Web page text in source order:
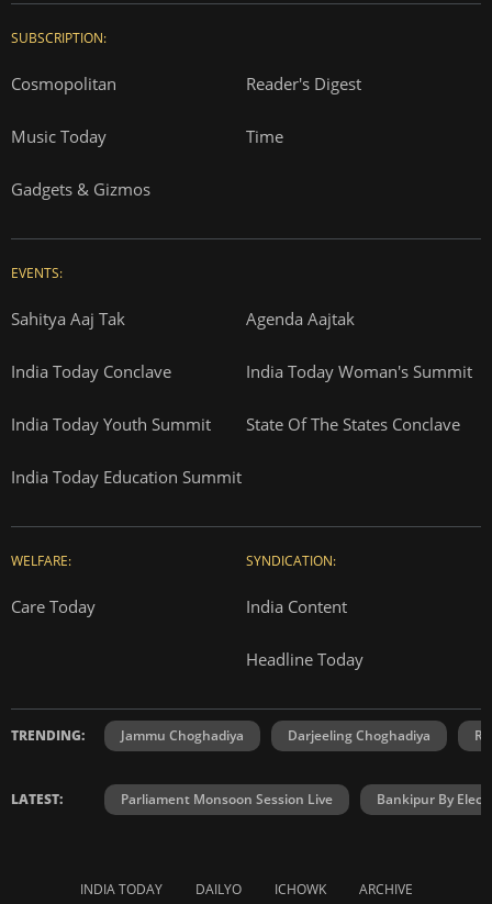
SUBSCRIPTION:
Cosmopolitan Reader's Digest
Music Today Time
Gadgets & Gizmos
EVENTS:
Sahitya Aaj Tak Agenda Aajtak
India Today Conclave India Today Woman's Summit
India Today Youth Summit State Of The States Conclave
India Today Education Summit
WELFARE:
Care Today
SYNDICATION:
India Content
Headline Today
TRENDING: Jammu Choghadiya Darjeeling Choghadiya
LATEST: Parliament Monsoon Session Live Bankipur By
INDIA TODAY DAILYO ICHOWK ARCHIVE